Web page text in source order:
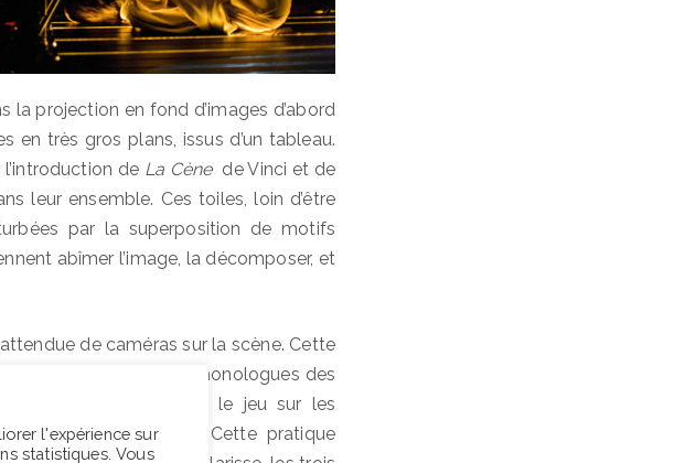
la projection en fond d’images d’abord
en très gros plans, issus d’un tableau.
de La Cène de Vinci et de
leur ensemble. Ces toiles, loin d’être
par la superposition de motifs
abîmer l’image, la décomposer, et
de caméras sur la scène. Cette
de faire entendre les monologues des
sur la scène rappelle le jeu sur les
nouveau chapitre. Cette pratique
l'expérience sur
statistiques. Vous